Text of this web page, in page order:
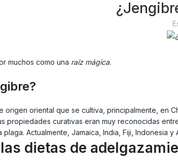
muchos como una raíz mágica.
origen oriental que se cultiva, principalmente, en
propiedades curativas eran muy reconocidas
Actualmente, Jamaica, India, Fiji, Indonesia
dietas de